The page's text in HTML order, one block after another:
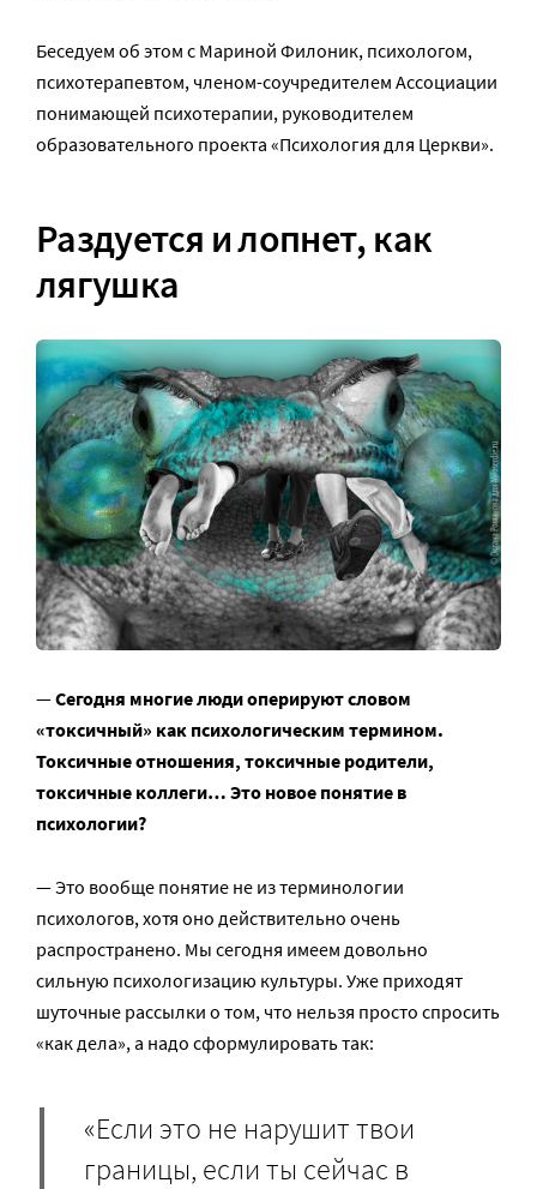
Беседуем об этом с Мариной Филоник, психологом,
психотерапевтом, членом-соучредителем Ассоциации
понимающей психотерапии, руководителем
образовательного проекта «Психология для Церкви».
Раздуется и лопнет, как
лягушка
—Сегодня многие люди оперируют словом
«токсичный» как психологическим термином.
Токсичные отношения, токсичные родители,
токсичные коллеги… Это новое понятие в
психологии?
— Это вообще понятие не из терминологии
психологов, хотя оно действительно очень
распространено. Мы сегодня имеем довольно
сильную психологизацию культуры. Уже приходят
шуточные рассылки о том, что нельзя просто спросить
«как дела», а надо сформулировать так:
«Если это не нарушит твои
границы, если ты сейчас в